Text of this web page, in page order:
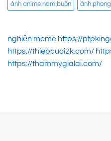
ảnh anime nam buồn ảnh
nghiện meme https://
https://thiepcuoi2k.com/
https://thammygialai.com/